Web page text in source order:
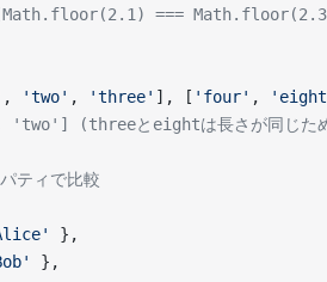
=== Math.floor(2.3)
, 'two' , 'three' ], [ 'four' ,
(threeとeightは長さが同じた
ティで比較
},
},